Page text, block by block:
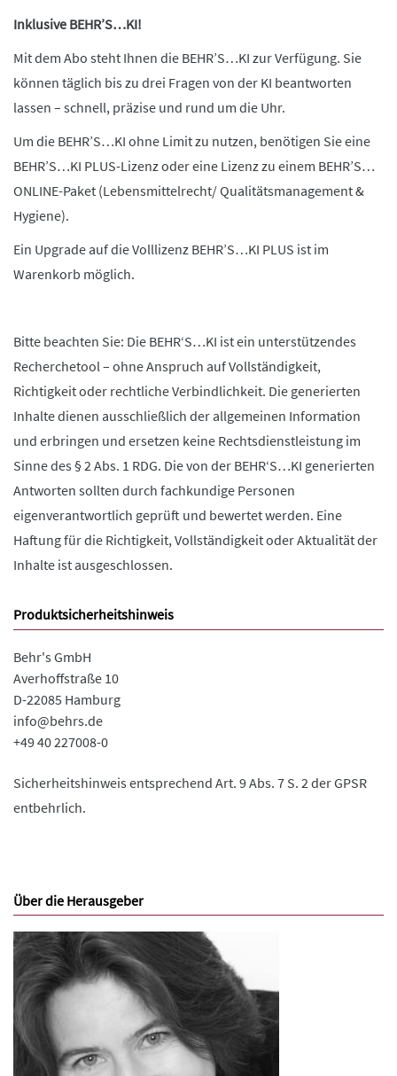
Inklusive BEHR’S…KI!
Mit dem Abo steht Ihnen die BEHR’S…KI zur Verfügung. Sie
können täglich bis zu drei Fragen von der KI beantworten
lassen – schnell, präzise und rund um die Uhr.
Um die BEHR’S…KI ohne Limit zu nutzen, benötigen Sie eine
BEHR’S…KI PLUS-Lizenz oder eine Lizenz zu einem BEHR’S…
ONLINE-Paket (Lebensmittelrecht/ Qualitätsmanagement &
Hygiene).
Ein Upgrade auf die Volllizenz BEHR’S…KI PLUS ist im
Warenkorb möglich.
Bitte beachten Sie: Die BEHR‘S…KI ist ein unterstützendes
Recherchetool – ohne Anspruch auf Vollständigkeit,
Richtigkeit oder rechtliche Verbindlichkeit. Die generierten
Inhalte dienen ausschließlich der allgemeinen Information
und erbringen und ersetzen keine Rechtsdienstleistung im
Sinne des § 2 Abs. 1 RDG. Die von der BEHR‘S…KI generierten
Antworten sollten durch fachkundige Personen
eigenverantwortlich geprüft und bewertet werden. Eine
Haftung für die Richtigkeit, Vollständigkeit oder Aktualität der
Inhalte ist ausgeschlossen.
Produktsicherheitshinweis
Behr's GmbH
Averhoffstraße 10
D-22085 Hamburg
info@behrs.de
+49 40 227008-0
Sicherheitshinweis entsprechend Art. 9 Abs. 7 S. 2 der GPSR
entbehrlich.
Über die Herausgeber